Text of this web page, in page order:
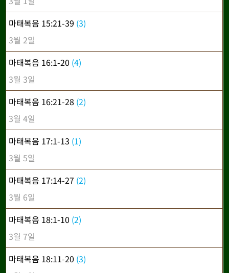
마태복음 15:21-39 (3)
3월 2일
마태복음 16:1-20 (4)
3월 3일
마태복음 16:21-28 (2)
3월 4일
마태복음 17:1-13 (1)
3월 5일
마태복음 17:14-27 (2)
3월 6일
마태복음 18:1-10 (2)
3월 7일
마태복음 18:11-20 (3)